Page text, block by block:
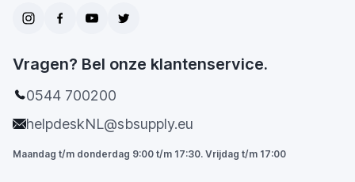
Vragen? Bel onze klantenservice.
0544 700200
helpdeskNL@sbsupply.eu
Maandag t/m donderdag 9:00 t/m 17:30. Vrijdag t/m 17:00